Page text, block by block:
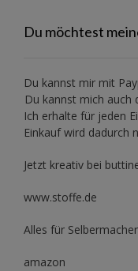
Du möchtest
Du kannst mir mit
Du kannst mich auch
Ich erhalte für jeden
Einkauf wird dadurch
Jetzt kreativ bei
www.stoffe.de
Alles für Selbermacher
amazon